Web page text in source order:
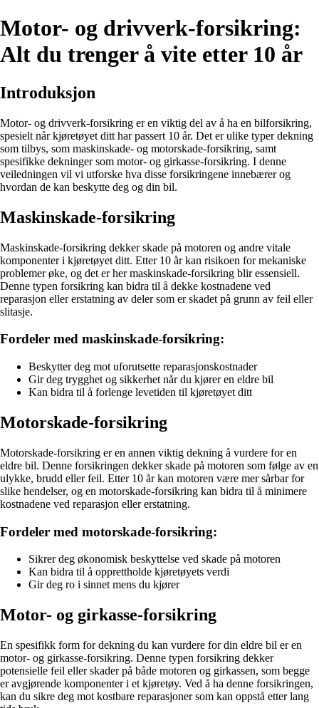
Motor- og drivverk-forsikring:
Alt du trenger å vite etter 10 år
Introduksjon
Motor- og drivverk-forsikring er en viktig del av å ha en bilforsikring,
spesielt når kjøretøyet ditt har passert 10 år. Det er ulike typer dekning
som tilbys, som maskinskade- og motorskade-forsikring, samt
spesifikke dekninger som motor- og girkasse-forsikring. I denne
veiledningen vil vi utforske hva disse forsikringene innebærer og
hvordan de kan beskytte deg og din bil.
Maskinskade-forsikring
Maskinskade-forsikring dekker skade på motoren og andre vitale
komponenter i kjøretøyet ditt. Etter 10 år kan risikoen for mekaniske
problemer øke, og det er her maskinskade-forsikring blir essensiell.
Denne typen forsikring kan bidra til å dekke kostnadene ved
reparasjon eller erstatning av deler som er skadet på grunn av feil eller
slitasje.
Fordeler med maskinskade-forsikring:
Beskytter deg mot uforutsette reparasjonskostnader
Gir deg trygghet og sikkerhet når du kjører en eldre bil
Kan bidra til å forlenge levetiden til kjøretøyet ditt
Motorskade-forsikring
Motorskade-forsikring er en annen viktig dekning å vurdere for en
eldre bil. Denne forsikringen dekker skade på motoren som følge av en
ulykke, brudd eller feil. Etter 10 år kan motoren være mer sårbar for
slike hendelser, og en motorskade-forsikring kan bidra til å minimere
kostnadene ved reparasjon eller erstatning.
Fordeler med motorskade-forsikring:
Sikrer deg økonomisk beskyttelse ved skade på motoren
Kan bidra til å opprettholde kjøretøyets verdi
Gir deg ro i sinnet mens du kjører
Motor- og girkasse-forsikring
En spesifikk form for dekning du kan vurdere for din eldre bil er en
motor- og girkasse-forsikring. Denne typen forsikring dekker
potensielle feil eller skader på både motoren og girkassen, som begge
er avgjørende komponenter i et kjøretøy. Ved å ha denne forsikringen,
kan du sikre deg mot kostbare reparasjoner som kan oppstå etter lang